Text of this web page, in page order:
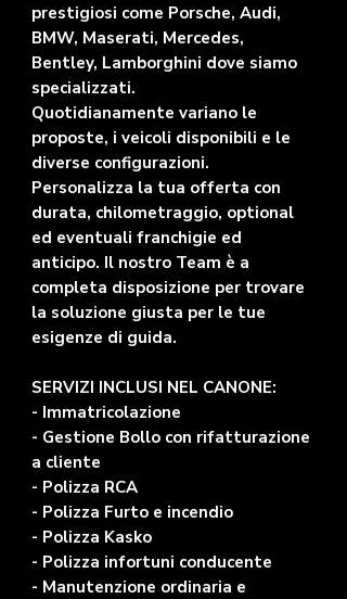
prestigiosi come Porsche, Audi,
BMW, Maserati, Mercedes,
Bentley, Lamborghini dove siamo
specializzati.
Quotidianamente variano le
proposte, i veicoli disponibili e le
diverse configurazioni.
Personalizza la tua offerta con
durata, chilometraggio, optional
ed eventuali franchigie ed
anticipo. Il nostro Team è a
completa disposizione per trovare
la soluzione giusta per le tue
esigenze di guida.
SERVIZI INCLUSI NEL CANONE:
- Immatricolazione
- Gestione Bollo con rifatturazione
a cliente
- Polizza RCA
- Polizza Furto e incendio
- Polizza Kasko
- Polizza infortuni conducente
- Manutenzione ordinaria e